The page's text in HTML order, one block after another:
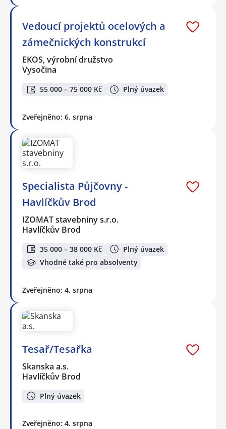
Vedoucí projektů ocelových a
zámečnických konstrukcí
EKOS, výrobní družstvo
Vysočina
55 000 – 75 000 Kč Plný úvazek
Zveřejněno: 6. srpna
Specialista Půjčovny -
Havlíčkův Brod
IZOMAT stavebniny s.r.o.
Havlíčkův Brod
35 000 – 38 000 Kč
Plný úvazek
Vhodné také pro absolventy
Zveřejněno: 4. srpna
Tesař/Tesařka
Skanska a.s.
Havlíčkův Brod
Plný úvazek
Zveřejněno: 4. srpna